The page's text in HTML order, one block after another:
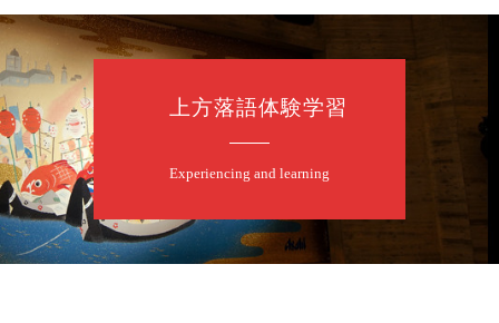
く」／露の都「子は鎹」上方落語体験学習
Experiencing and learning